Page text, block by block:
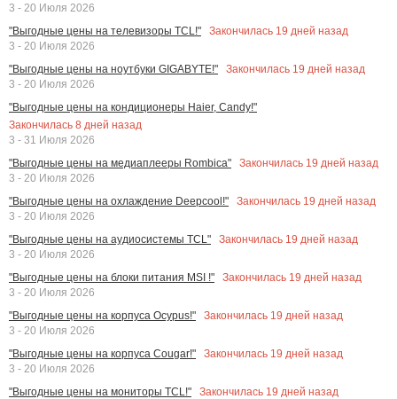
3 - 20 Июля 2026
"Выгодные цены на телевизоры TCL!"
Закончилась 19 дней назад
3 - 20 Июля 2026
"Выгодные цены на ноутбуки GIGABYTE!"
Закончилась 19 дней назад
3 - 20 Июля 2026
"Выгодные цены на кондиционеры Haier, Candy!"
Закончилась 8 дней назад
3 - 31 Июля 2026
"Выгодные цены на медиаплееры Rombica"
Закончилась 19 дней назад
3 - 20 Июля 2026
"Выгодные цены на охлаждение Deepcool!"
Закончилась 19 дней назад
3 - 20 Июля 2026
"Выгодные цены на аудиосистемы TCL"
Закончилась 19 дней назад
3 - 20 Июля 2026
"Выгодные цены на блоки питания MSI !"
Закончилась 19 дней назад
3 - 20 Июля 2026
"Выгодные цены на корпуса Ocypus!"
Закончилась 19 дней назад
3 - 20 Июля 2026
"Выгодные цены на корпуса Cougar!"
Закончилась 19 дней назад
3 - 20 Июля 2026
"Выгодные цены на мониторы TCL!"
Закончилась 19 дней назад